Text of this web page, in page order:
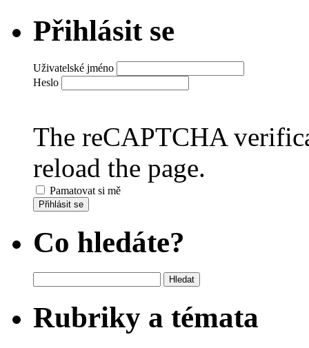
Přihlásit se
Uživatelské jméno
Heslo
The reCAPTCHA
reload the page.
Pamatovat si mě
Přihlásit se
Co hledáte?
Rubriky a témata